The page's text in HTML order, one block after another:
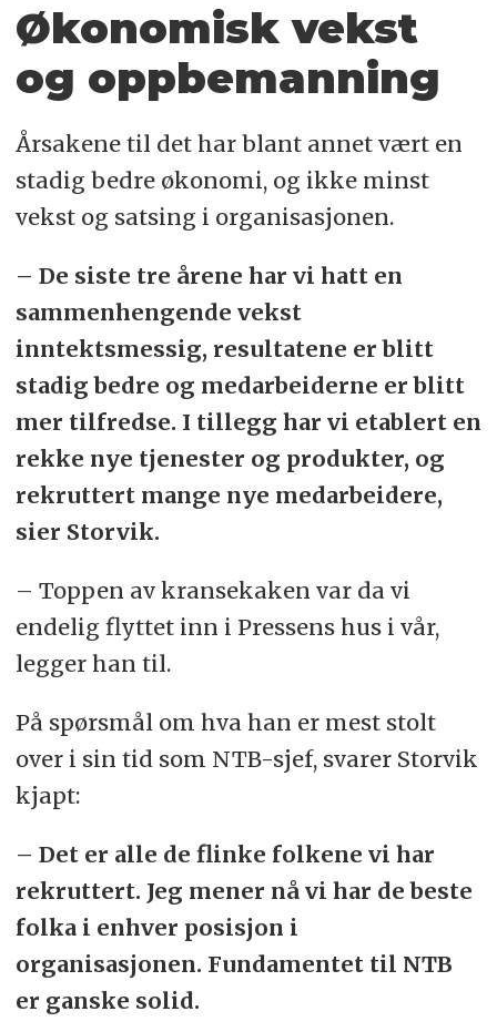
Økonomisk vekst
og oppbemanning
Årsakene til det har blant annet vært en
stadig bedre økonomi, og ikke minst
vekst og satsing i organisasjonen.
– De siste tre årene har vi hatt en
sammenhengende vekst
inntektsmessig, resultatene er blitt
stadig bedre og medarbeiderne er blitt
mer tilfredse. I tillegg har vi etablert en
rekke nye tjenester og produkter, og
rekruttert mange nye medarbeidere,
sier Storvik.
– Toppen av kransekaken var da vi
endelig flyttet inn i Pressens hus i vår,
legger han til.
På spørsmål om hva han er mest stolt
over i sin tid som NTB-sjef, svarer Storvik
kjapt:
– Det er alle de flinke folkene vi har
rekruttert. Jeg mener nå vi har de beste
folka i enhver posisjon i
organisasjonen. Fundamentet til NTB
er ganske solid.